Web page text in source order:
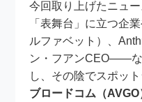
今回取り上げたニュ
「表舞台」に立つ企
ルファベット）、
ン・フアンCEO――
し、その陰でスポッ
ブロードコム（AVGO